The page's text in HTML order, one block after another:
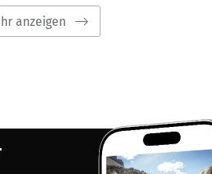
anzeigen